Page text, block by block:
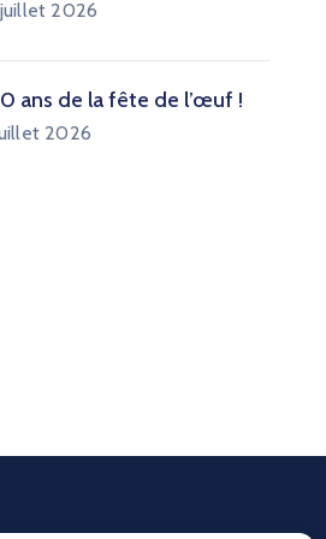
juillet 2026
ans de la fête de l’œuf !
2026